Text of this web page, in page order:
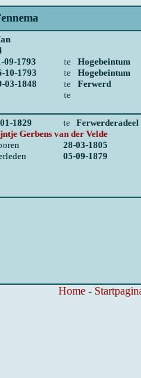
09-1793 te
Hogebeintum
10-1793 te
Hogebeintum
03-1848 te
Ferwerd
te
1829 te Ferwerderadeel
Gerbens van der Velde
28-03-1805
05-09-1879
Home-